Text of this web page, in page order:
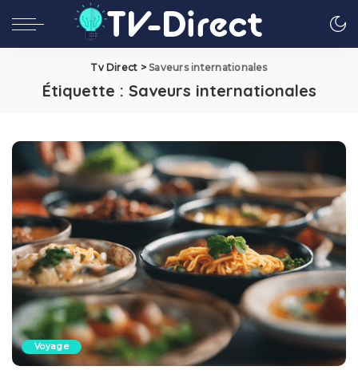
Tv Direct >Saveurs internationales
Étiquette : Saveurs internationales
Voyage